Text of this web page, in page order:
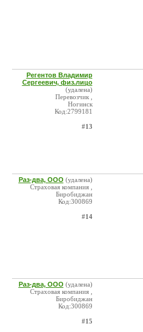
Регентов Владимир
Сергеевич, физ.лицо
(удалена)
Перевозчик ,
Ногинск
Код:2799181
#13
Раз-два, ООО (удалена)
Страховая компания ,
Биробиджан
Код:300869
#14
Раз-два, ООО (удалена)
Страховая компания ,
Биробиджан
Код:300869
#15